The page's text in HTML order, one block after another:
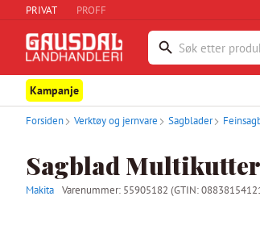
PRIVAT PROFF
Kampanje
Forsiden Verktøy og jernvare Sagblader
Sagblad
Makita Varenummer: 55905182 (GTIN: